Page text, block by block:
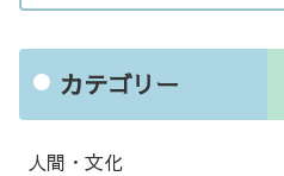
カテゴリー
人間・文化